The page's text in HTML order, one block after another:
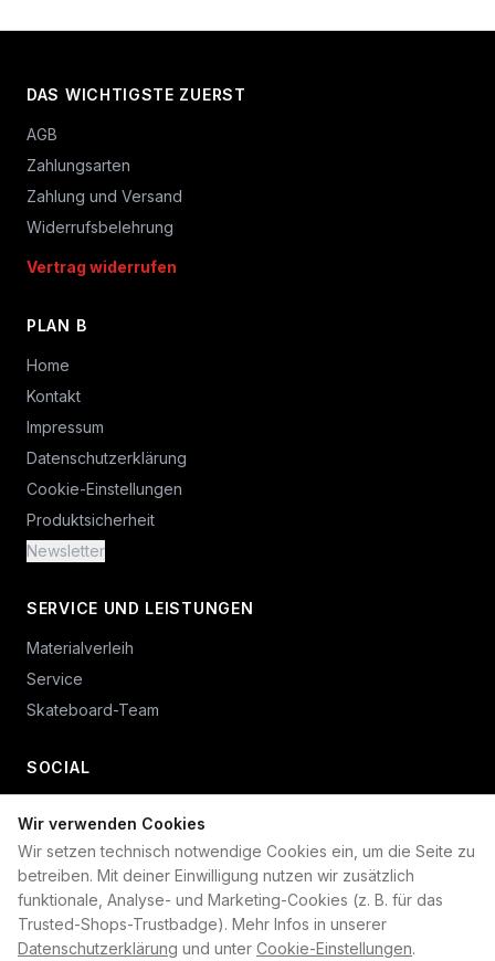
Wir verwenden Cookies
Wir setzen technisch notwendige Cookies ein, um die Seite zu
betreiben. Mit deiner Einwilligung nutzen wir zusätzlich
funktionale, Analyse- und Marketing-Cookies (z. B. für das
Trusted-Shops-Trustbadge). Mehr Infos in unserer
Datenschutzerklärung und unter Cookie-Einstellungen.
DAS WICHTIGSTE ZUERST
AGB
Zahlungsarten
Zahlung und Versand
Widerrufsbelehrung
Vertrag widerrufen
PLAN B
Home
Kontakt
Impressum
Datenschutzerklärung
Cookie-Einstellungen
Produktsicherheit
Newsletter
SERVICE UND LEISTUNGEN
Materialverleih
Service
Skateboard-Team
SOCIAL
+49 234 687 00 38
shop@plan-b-funsport.de
Sichere Zahlung mit: